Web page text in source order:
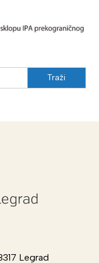
Legrad